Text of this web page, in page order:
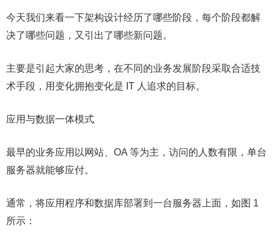
今天我们来看一下架构设计经历了哪些阶段，每个阶段都解
决了哪些问题，又引出了哪些新问题。
主要是引起大家的思考，在不同的业务发展阶段采取合适技
术手段，用变化拥抱变化是 IT 人追求的目标。
应用与数据一体模式
最早的业务应用以网站、OA 等为主，访问的人数有限，单台
服务器就能够应付。
通常，将应用程序和数据库部署到一台服务器上面，如图 1
所示：